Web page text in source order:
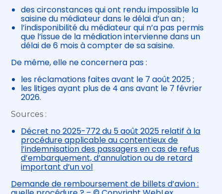
des circonstances qui ont rendu impossible la
saisine du médiateur dans le délai d’un an ;
l’indisponibilité du médiateur qui n’a pas permis
que l’issue de la médiation intervienne dans un
délai de 6 mois à compter de sa saisine.
De même, elle ne concernera pas :
les réclamations faites avant le 7 août 2025 ;
les litiges ayant plus de 4 ans avant le 7 février
2026.
Sources :
Décret no 2025-772 du 5 août 2025 relatif à la
procédure applicable au contentieux de
l’indemnisation des passagers en cas de refus
d’embarquement, d’annulation ou de retard
important d’un vol
Demande de remboursement de billets d’avion :